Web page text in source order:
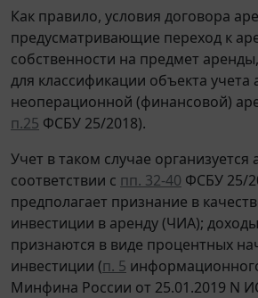
Как правило, условия договора
предусматривающие переход к
собственности на предмет
для классификации объекта учета
неоперационной (финансовой)
п.25 ФСБУ 25/2018).
Учет в таком случае
соответствии с пп. 32-40 ФСБУ 25/
предполагает признание в
инвестиции в аренду (ЧИА);
признаются в виде процентных
инвестиции (п. 5
Минфина России от 25.01.2019 N